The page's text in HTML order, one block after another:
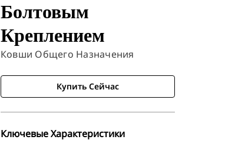
Болтовым
Креплением
Ковши Общего Назначения
Купить Сейчас
Ключевые Характеристики